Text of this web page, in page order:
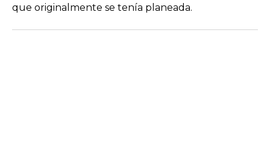
que originalmente se tenía planeada.